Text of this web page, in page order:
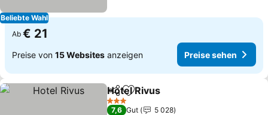
Beliebte Wahl
Ab € 21
Preise von 15 Websites anzeigen Preise sehen
TeilenZu Favoriten hinzufügen
Hotel Rivus
3 Sterne
7,6 Gut
5 028